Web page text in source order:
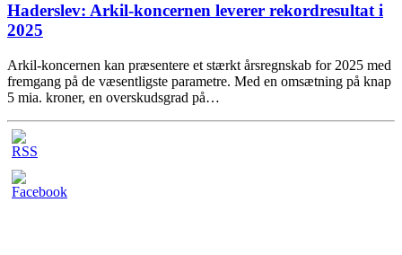
Haderslev: Arkil-koncernen leverer rekordresultat i
2025
Arkil-koncernen kan præsentere et stærkt årsregnskab for 2025 med
fremgang på de væsentligste parametre. Med en omsætning på knap
5 mia. kroner, en overskudsgrad på…